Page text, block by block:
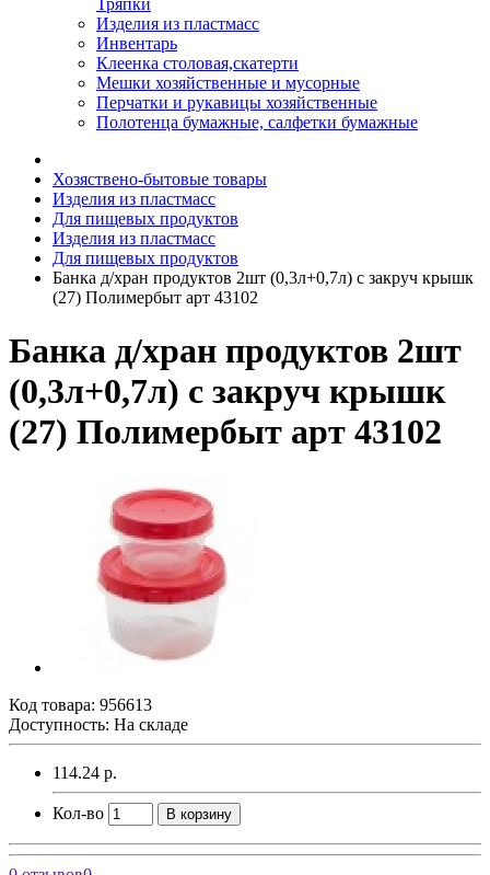
Тряпки
Изделия из пластмасс
Инвентарь
Клеенка столовая,скатерти
Мешки хозяйственные и мусорные
Перчатки и рукавицы хозяйственные
Полотенца бумажные, салфетки бумажные
Хозяствено-бытовые товары
Изделия из пластмасс
Для пищевых продуктов
Изделия из пластмасс
Для пищевых продуктов
Банка д/хран продуктов 2шт (0,3л+0,7л) с закруч крышк
(27) Полимербыт арт 43102
Банка д/хран продуктов 2шт
(0,3л+0,7л) с закруч крышк
(27) Полимербыт арт 43102
Код товара: 956613
Доступность: На складе
114.24 р.
Кол-во В корзину